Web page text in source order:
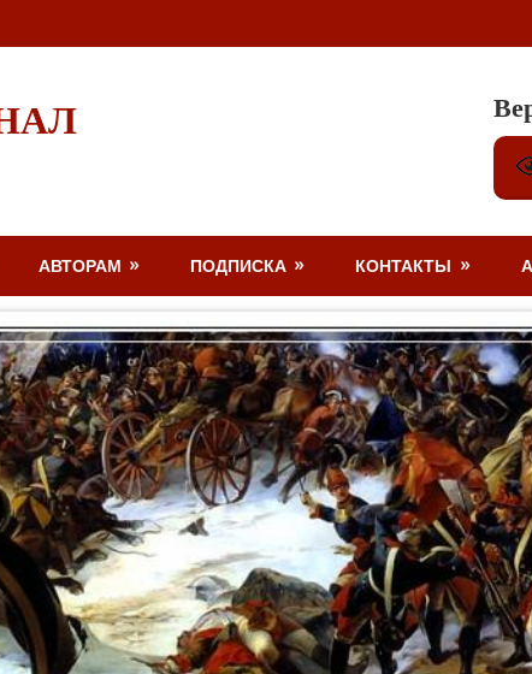
АВТОРАМ ПОДПИСКА КОНТАКТЫ